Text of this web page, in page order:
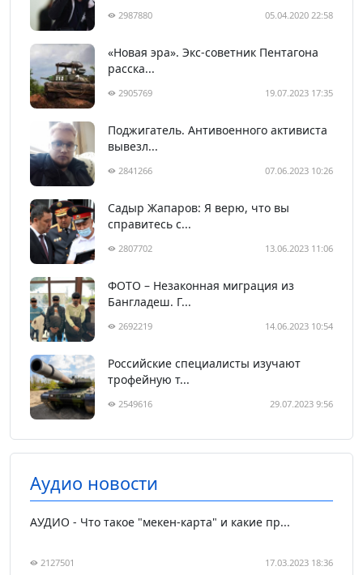
2987880 05.04.2020 22:58
«Новая эра». Экс-советник Пентагона
расска...
2905769 19.07.2023 17:35
Поджигатель. Антивоенного активиста
вывезл...
2841266 07.06.2023 10:26
Садыр Жапаров: Я верю, что вы
справитесь с...
2807702 13.06.2023 11:06
ФОТО – Незаконная миграция из
Бангладеш. Г...
2692219 14.06.2023 10:54
Российские специалисты изучают
трофейную т...
2549616 29.07.2023 9:56
Аудио новости
АУДИО - Что такое "мекен-карта" и какие пр...
2127501 17.03.2023 18:36